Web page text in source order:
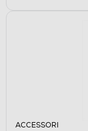
ACCESSORI